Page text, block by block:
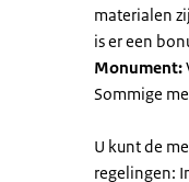
materialen
is er een
Monument:
Sommige
U kunt de
regelingen: